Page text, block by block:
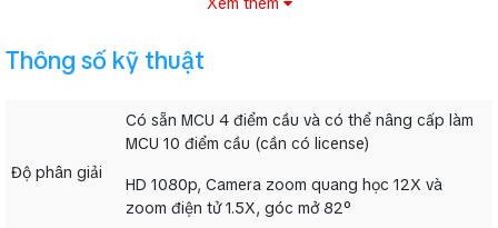
II: Thông số kỹ thuật hệ thống AVer EVC350
Có sẵn MCU 4 điểm cầu và có thể nâng cấp làm MCU 10
điểm cầu (cần có license)
Thông số kỹ thuật
Độ phân giải
Có sẵn MCU 4 điểm cầu và có thể nâng cấp làm
MCU 10 điểm cầu (cần có license)
HD 1080p, Camera zoom quang học 12X và
zoom điện tử 1.5X, góc mở 82°